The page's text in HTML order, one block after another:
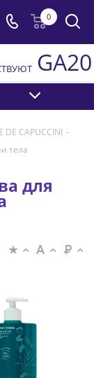
0
GA20
CAPUCCINI -
тела
для